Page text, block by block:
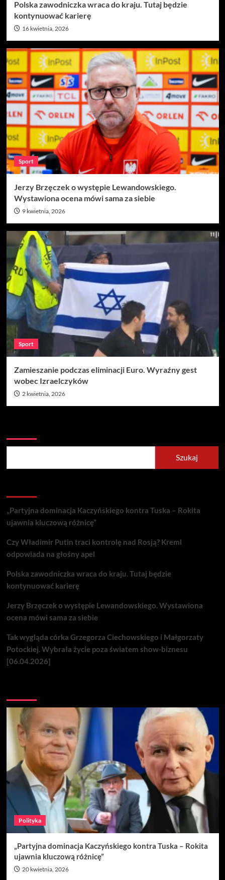
Polska zawodniczka wraca do kraju. Tutaj będzie
kontynuować karierę
16 kwietnia, 2026
Sport
Jerzy Brzęczek o występie Lewandowskiego.
Wystawiona ocena mówi sama za siebie
9 kwietnia, 2026
Sport
Zamieszanie podczas eliminacji Euro. Wyraźny gest
wobec Izraelczyków
2 kwietnia, 2026
Szukaj
„Partyjna dominacja Kaczyńskiego kontra Tuska – Rokita
ujawnia kluczową różnicę”
Czy Władimir Putin traci kontrolę nad Rosją? Kreml
odpowiada na głośny apel
Polska zawodniczka wraca do kraju. Tutaj będzie
kontynuować karierę
Jerzy Brzęczek o występie Lewandowskiego. Wystawiona
ocena mówi sama za siebie
Tak wygląda córka Grzegorza Ciechowskiego i Małgorzaty
Potockiej. Wybrała życie poza światem show-biznesu
[06.04.2026]
Polityka
„Partyjna dominacja Kaczyńskiego kontra Tuska – Rokita
ujawnia kluczową różnicę”
20 kwietnia, 2026